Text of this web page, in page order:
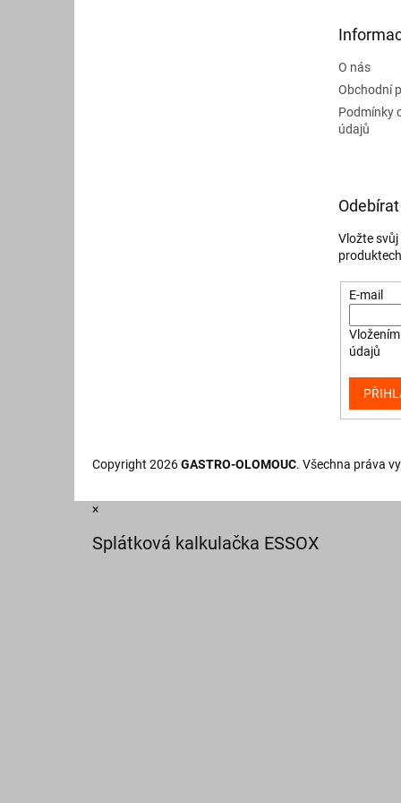
O nás
Obchodní
Podmínky
údajů
Vložte
E-mail
údajů
Copyright 2026GASTRO-OLOMOUC. Všechna práva
×
Splátková kalkulačka ESSOX